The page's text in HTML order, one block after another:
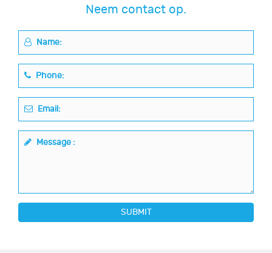
Neem contact op.
Name:
Phone:
Email:
Message :
SUBMIT